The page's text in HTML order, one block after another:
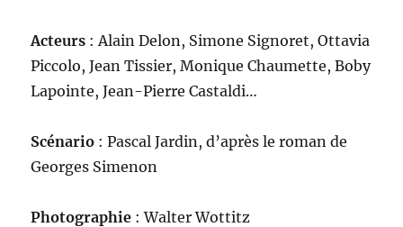
Acteurs : Alain Delon, Simone Signoret, Ottavia
Piccolo, Jean Tissier, Monique Chaumette, Boby
Lapointe, Jean-Pierre Castaldi…
Scénario : Pascal Jardin, d’après le roman de
Georges Simenon
Photographie : Walter Wottitz